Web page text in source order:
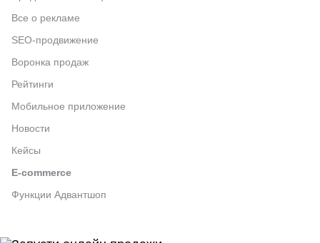
Все о рекламе
SEO-продвижение
Воронка продаж
Рейтинги
Мобильное приложение
Новости
Кейсы
E-commerce
Функции Адвантшоп